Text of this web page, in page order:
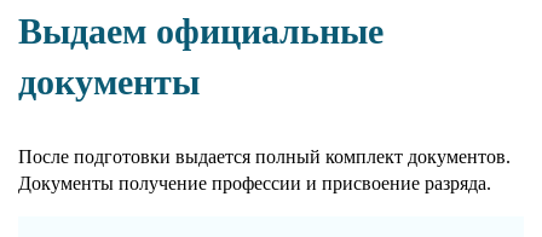
Выдаем официальные
документы
После подготовки выдается полный комплект документов.
Документы получение профессии и присвоение разряда.